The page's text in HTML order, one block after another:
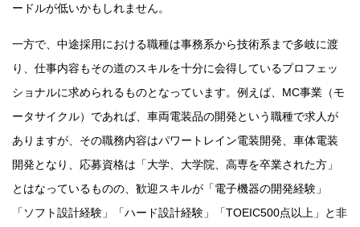
ードルが低いかもしれません。
一方で、中途採用における職種は事務系から技術系まで多岐に渡
り、仕事内容もその道のスキルを十分に会得しているプロフェッ
ショナルに求められるものとなっています。例えば、MC事業（モ
ータサイクル）であれば、車両電装品の開発という職種で求人が
ありますが、その職務内容はパワートレイン電装開発、車体電装
開発となり、応募資格は「大学、大学院、高専を卒業された方」
とはなっているものの、歓迎スキルが「電子機器の開発経験」
「ソフト設計経験」「ハード設計経験」「TOEIC500点以上」と非